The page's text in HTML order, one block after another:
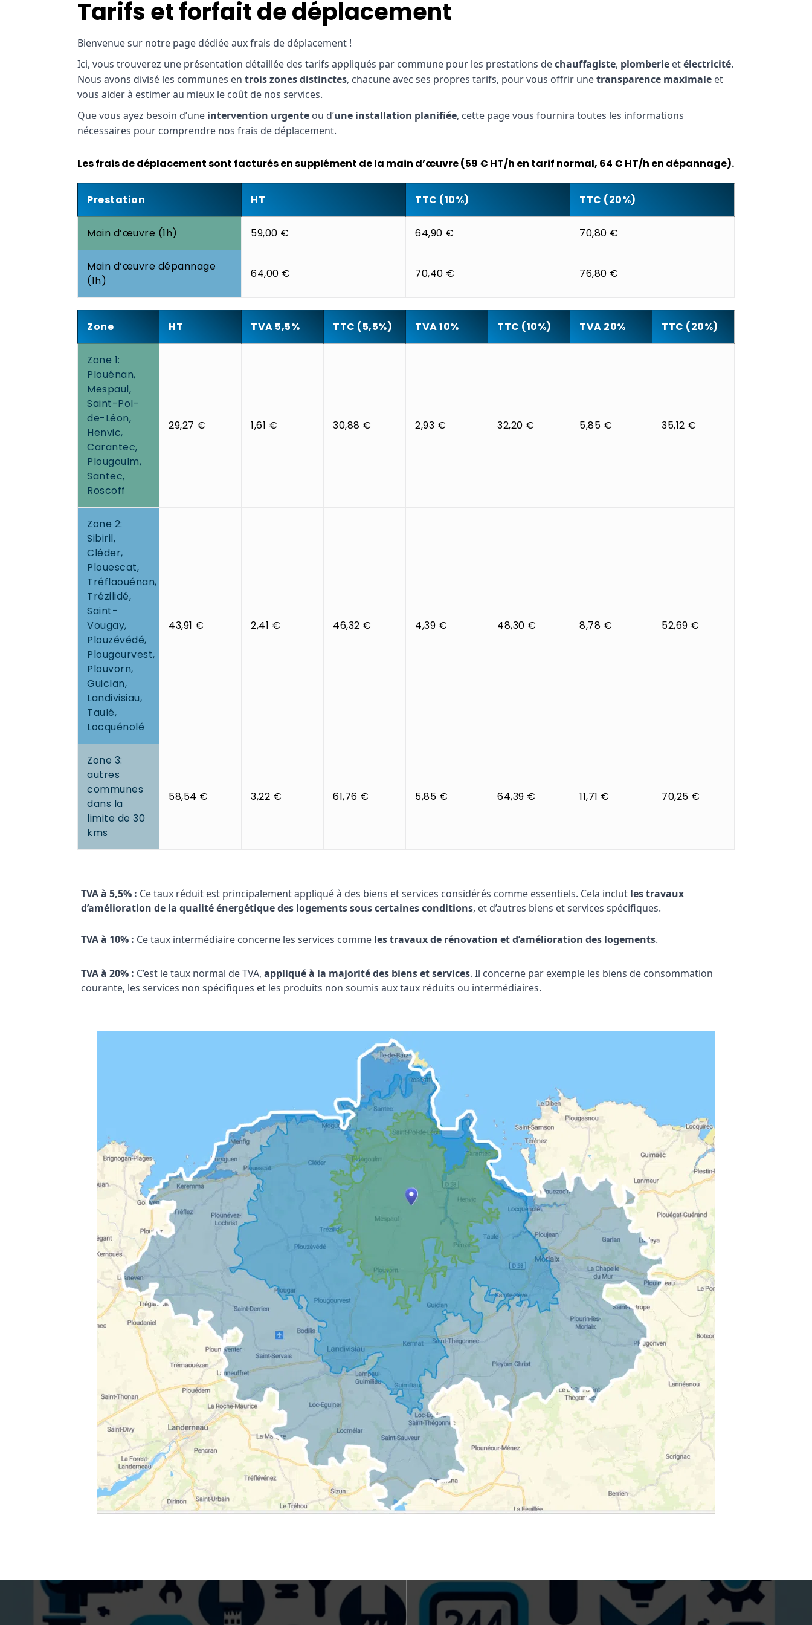
Tarifs et forfait de déplacement
Bienvenue sur notre page dédiée aux frais de déplacement !
Ici, vous trouverez une présentation détaillée des tarifs appliqués par commune pour les prestations dechauffagiste, plomberie etélectricité.
Nous avons divisé les communes en trois zones distinctes, chacune avec ses propres tarifs, pour vous offrir unetransparence maximale et
vous aider à estimer au mieux le coût de nos services.
Que vous ayez besoin d’une intervention urgente ou d’une installation planifiée, cette page vous fournira toutes les informations
nécessaires pour comprendre nos frais de déplacement.
Les frais de déplacement sont facturés en supplément de la main d’œuvre (59 € HT/h en tarif normal, 64 € HT/h en dépannage).
Prestation HT TTC (10%) TTC (20%)
Main d’œuvre (1h) 59,00 € 64,90 € 70,80 €
Main d’œuvre dépannage
(1h)
64,00 € 70,40 € 76,80 €
Zone HT TVA 5,5% TTC (5,5%) TVA 10% TTC (10%) TVA 20% TTC (20%)
Zone 1:
Plouénan,
Mespaul,
Saint-Pol-
de-Léon,
Henvic,
Carantec,
Plougoulm,
Santec,
Roscoff
29,27 € 1,61 € 30,88 € 2,93 € 32,20 € 5,85 € 35,12 €
Zone 2:
Sibiril,
Cléder,
Plouescat,
Tréflaouénan,
Trézilidé,
Saint-
Vougay,
Plouzévédé,
Plougourvest,
Plouvorn,
Guiclan,
Landivisiau,
Taulé,
Locquénolé
43,91 € 2,41 € 46,32 € 4,39 € 48,30 € 8,78 € 52,69 €
Zone 3:
autres
communes
dans la
limite de 30
kms
58,54 € 3,22 € 61,76 € 5,85 € 64,39 € 11,71 € 70,25 €
TVA à 5,5% : Ce taux réduit est principalement appliqué à des biens et services considérés comme essentiels. Cela inclut les travaux
d’amélioration de la qualité énergétique des logements sous certaines conditions, et d’autres biens et services spécifiques.
TVA à 10% : Ce taux intermédiaire concerne les services comme les travaux de rénovation et d’amélioration des logements.
TVA à 20% : C’est le taux normal de TVA, appliqué à la majorité des biens et services. Il concerne par exemple les biens de consommation
courante, les services non spécifiques et les produits non soumis aux taux réduits ou intermédiaires.